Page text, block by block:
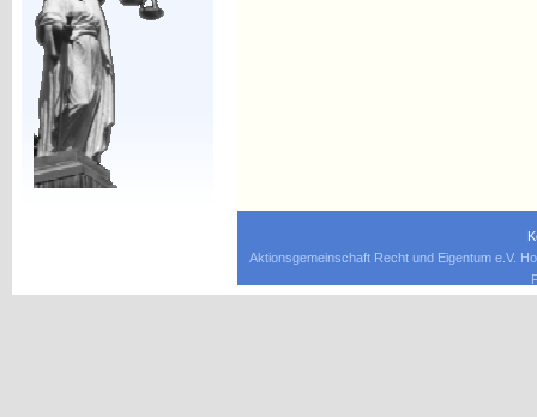
Aktionsgemeinschaft Recht und Eigentum e.V.